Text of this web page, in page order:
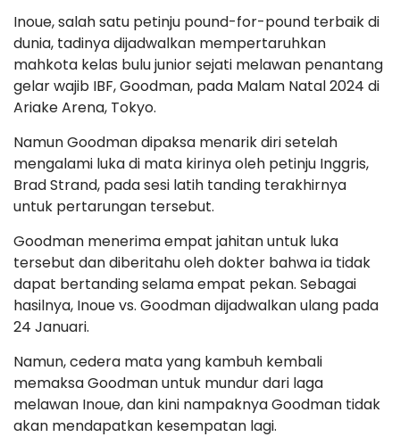
Inoue, salah satu petinju pound-for-pound terbaik di
dunia, tadinya dijadwalkan mempertaruhkan
mahkota kelas bulu junior sejati melawan penantang
gelar wajib IBF, Goodman, pada Malam Natal 2024 di
Ariake Arena, Tokyo.
Namun Goodman dipaksa menarik diri setelah
mengalami luka di mata kirinya oleh petinju Inggris,
Brad Strand, pada sesi latih tanding terakhirnya
untuk pertarungan tersebut.
Goodman menerima empat jahitan untuk luka
tersebut dan diberitahu oleh dokter bahwa ia tidak
dapat bertanding selama empat pekan. Sebagai
hasilnya, Inoue vs. Goodman dijadwalkan ulang pada
24 Januari.
Namun, cedera mata yang kambuh kembali
memaksa Goodman untuk mundur dari laga
melawan Inoue, dan kini nampaknya Goodman tidak
akan mendapatkan kesempatan lagi.